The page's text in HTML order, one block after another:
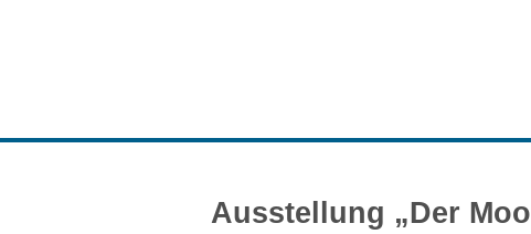
Ausstellung „Der